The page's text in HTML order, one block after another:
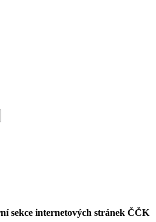
sekce internetových stránek ČČK